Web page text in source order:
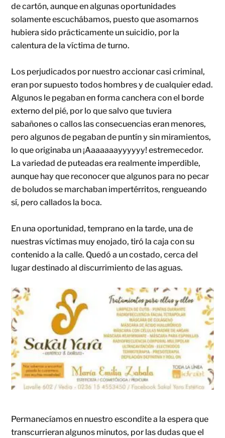
de cartón, aunque en algunas oportunidades
solamente escuchábamos, puesto que asomarnos
hubiera sido prácticamente un suicidio, por la
calentura de la víctima de turno.
Los perjudicados por nuestro accionar casi criminal,
eran por supuesto todos hombres y de cualquier edad.
Algunos le pegaban en forma canchera con el borde
externo del pié, por lo que salvo que tuviera
sabañones o callos las consecuencias eran menores,
pero algunos de pegaban de puntín y sin miramientos,
lo que originaba un ¡Aaaaaaayyyyyy! estremecedor.
La variedad de puteadas era realmente imperdible,
aunque hay que reconocer que algunos para no pecar
de boludos se marchaban impertérritos, rengueando
sí, pero callados la boca.
En una oportunidad, temprano en la tarde, una de
nuestras víctimas muy enojado, tiró la caja con su
contenido a la calle. Quedó a un costado, cerca del
lugar destinado al discurrimiento de las aguas.
Permanecíamos en nuestro escondite a la espera que
transcurrieran algunos minutos, por las dudas que el